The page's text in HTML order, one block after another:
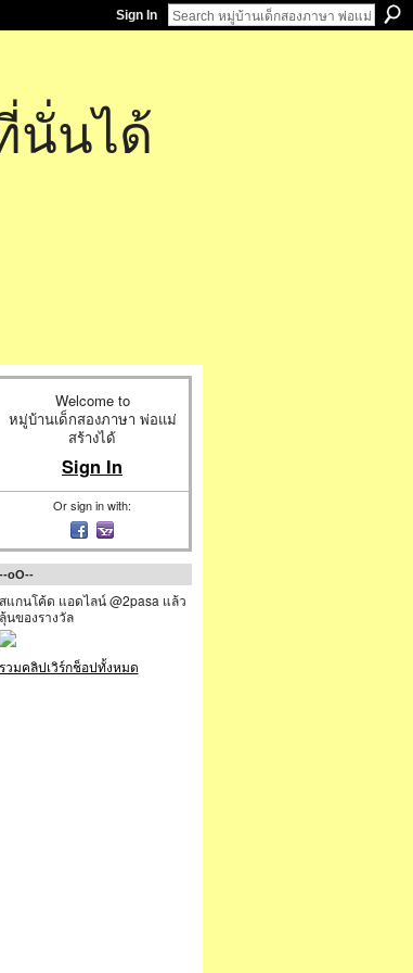
Sign In
นั่นได้
Welcome to
หมู่บ้านเด็กสองภาษา พ่อแม่
สร้างได้
Sign In
Or sign in with:
--oO--
สแกนโค้ด แอดไลน์ @2pasa แล้ว
ลุ้นของรางวัล
รวมคลิปเวิร์กช็อปทั้งหมด